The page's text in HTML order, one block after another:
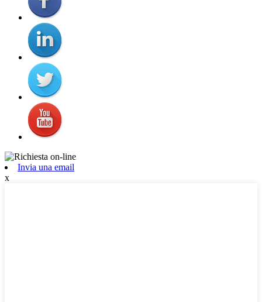
Invia una email
x